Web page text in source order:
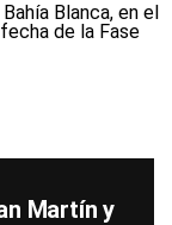
Martín y